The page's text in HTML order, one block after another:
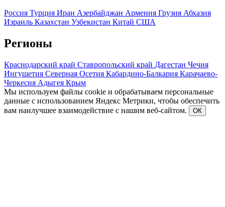
Россия Турция Иран Азербайджан Армения Грузия Абхазия
Израиль Казахстан Узбекистан Китай США
Регионы
Краснодарский край Ставропольский край Дагестан Чечня
Ингушетия Северная Осетия Кабардино-Балкария Карачаево-
Черкесия Адыгея Крым
Мы используем файлы cookie и обрабатываем персональные
данные с использованием Яндекс Метрики, чтобы обеспечить
вам наилучшее взаимодействие с нашим веб-сайтом.
ОК